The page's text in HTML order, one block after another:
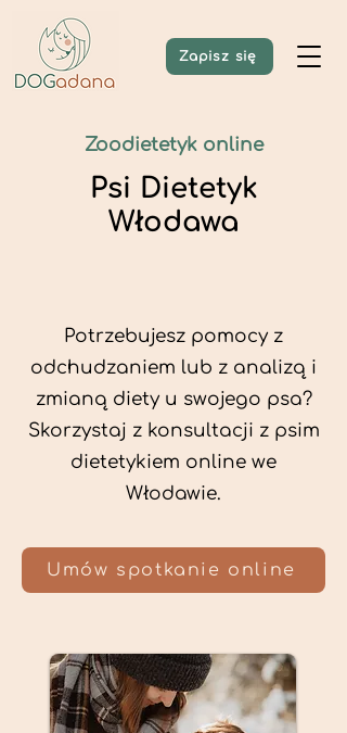
Zapisz się
Zoodietetyk online
Psi Dietetyk
Włodawa
Potrzebujesz pomocy z
odchudzaniem lub z analizą i
zmianą diety u swojego psa?
Skorzystaj z konsultacji z psim
dietetykiem online we
Włodawie.
Umów spotkanie online